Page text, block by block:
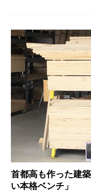
首都高も作った建
い本格ベンチ」